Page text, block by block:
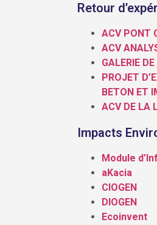
Retour
ACV PONT
ACV
GALERIE
PROJET
BETON ET
ACV DE LA
Impacts
Module
aKacia
CIOGEN
DIOGEN
Ecoinvent